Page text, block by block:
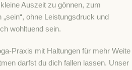
Auszeit zu gönnen, zum
ohne Leistungsdruck und
wohltuend sein.
Praxis mit Haltungen für mehr Weite
darfst du dich fallen lassen. Unser